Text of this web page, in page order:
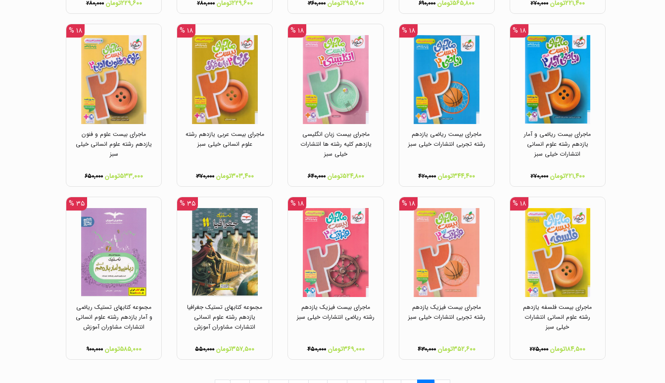
۲۲۱,۴۰۰تومان ۲۷۰,۰۰۰ ۵۶۵,۸۰۰تومان ۶۹۰,۰۰۰ ۲۹۵,۲۰۰تومان ۳۶۰,۰۰۰ ۲۲۹,۶۰۰تومان ۲۸۰,۰۰۰ ۲۲۹,۶۰۰تومان ۲۸۰,۰۰۰
۱۸ %
ماجرای بیست ریاضی و آمار
یازدهم رشته علوم انسانی
انتشارات خیلی سبز
۲۲۱,۴۰۰تومان ۲۷۰,۰۰۰
۱۸ %
ماجرای بیست ریاضی یازدهم
رشته تجربی انتشارات خیلی سبز
۳۴۴,۴۰۰تومان ۴۲۰,۰۰۰
۱۸ %
ماجرای بیست زبان انگلیسی
یازدهم کلیه رشته ها انتشارات
خیلی سبز
۵۲۴,۸۰۰تومان ۶۴۰,۰۰۰
۱۸ %
ماجرای بیست عربی یازدهم رشته
علوم انسانی خیلی سبز
۳۰۳,۴۰۰تومان ۳۷۰,۰۰۰
۱۸ %
ماجرای بیست علوم و فنون
یازدهم رشته علوم انسانی خیلی
سبز
۵۳۳,۰۰۰تومان ۶۵۰,۰۰۰
۱۸ %
ماجرای بیست فلسفه یازدهم
رشته علوم انسانی انتشارات
خیلی سبز
۱۸۴,۵۰۰تومان ۲۲۵,۰۰۰
۱۸ %
ماجرای بیست فیزیک یازدهم
رشته تجربی انتشارات خیلی سبز
۳۵۲,۶۰۰تومان ۴۳۰,۰۰۰
۱۸ %
ماجرای بیست فیزیک یازدهم
رشته ریاضی انتشارات خیلی سبز
۳۶۹,۰۰۰تومان ۴۵۰,۰۰۰
۳۵ %
مجموعه کتابهای تستیک جغرافیا
یازدهم رشته علوم انسانی
انتشارات مشاوران آموزش
۳۵۷,۵۰۰تومان ۵۵۰,۰۰۰
۳۵ %
مجموعه کتابهای تستیک ریاضی
و آمار یازدهم رشته علوم انسانی
انتشارات مشاوران آموزش
۵۸۵,۰۰۰تومان ۹۰۰,۰۰۰